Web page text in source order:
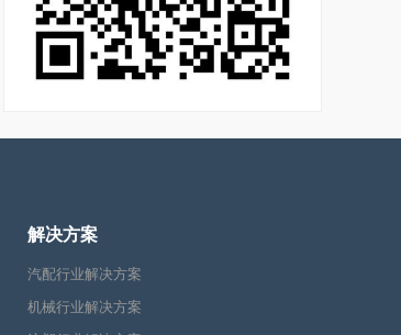
解决方案
汽配行业解决方案
机械行业解决方案